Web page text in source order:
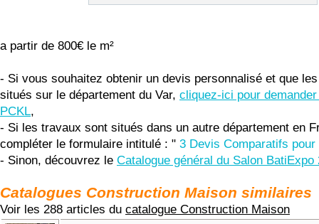
a partir de 800€ le m²
- Si vous souhaitez obtenir un devis personnalisé et que
situés sur le département du Var, cliquez-ici pour
PCKL,
- Si les travaux sont situés dans un autre département en
compléter le formulaire intitulé : " 3 Devis Comparatifs
- Sinon, découvrez le Catalogue général du Salon BatiExpo
Catalogues Construction Maison similaires
Voir les 288 articles du catalogue Construction Maison